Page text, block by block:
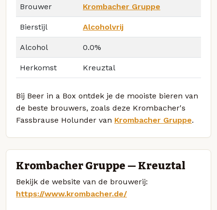
Brouwer Krombacher Gruppe
Bierstijl Alcoholvrij
Alcohol 0.0%
Herkomst Kreuztal
Bij Beer in a Box ontdek je de mooiste bieren van
de beste brouwers, zoals deze Krombacher's
Fassbrause Holunder van Krombacher Gruppe.
Krombacher Gruppe — Kreuztal
Bekijk de website van de brouwerij:
https://www.krombacher.de/